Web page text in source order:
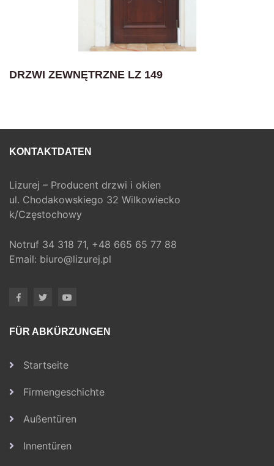
DRZWI ZEWNĘTRZNE LZ 149
KONTAKTDATEN
Lizurej – Producent drzwi i okien
ul. Chodakowskiego 32 Wilkowiecko
k/Częstochowy
Notruf 34 318 71, +48 665 65 77 88
Email: biuro@lizurej.pl
FÜR ABKÜRZUNGEN
Startseite
Firmengeschichte
Außentüren
Innentüren